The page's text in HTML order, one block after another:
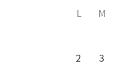
L M
2
3